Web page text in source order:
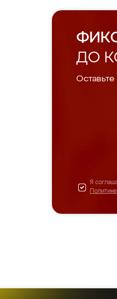
ДО
Я